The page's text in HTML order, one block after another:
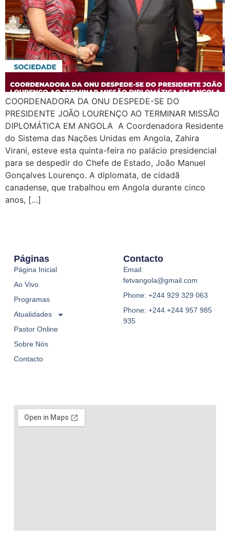
COORDENADORA DA ONU DESPEDE-SE DO
PRESIDENTE JOÃO LOURENÇO AO TERMINAR MISSÃO
DIPLOMÁTICA EM ANGOLA A Coordenadora Residente
do Sistema das Nações Unidas em Angola, Zahira
Virani, esteve esta quinta-feira no palácio presidencial
para se despedir do Chefe de Estado, João Manuel
Gonçalves Lourenço. A diplomata, de cidadã
canadense, que trabalhou em Angola durante cinco
anos, […]
Páginas
Página Inicial
Ao Vivo
Programas
Atualidades
Pastor Online
Sobre Nós
Contacto
Contacto
Email:
fetvangola@gmail.com
Phone: +244 929 329 063
Phone: +244 +244 957 985
935